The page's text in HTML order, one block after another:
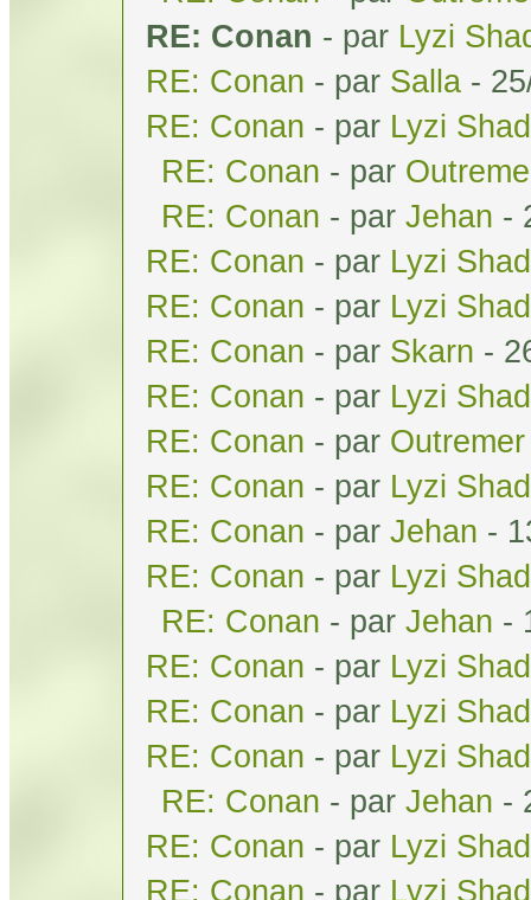
RE: Conan - par Lyzi
RE: Conan - par Salla -
RE: Conan - par Lyzi
RE: Conan - par
RE: Conan - par Jehan -
RE: Conan - par Lyzi
RE: Conan - par Lyzi
RE: Conan - par Skarn -
RE: Conan - par Lyzi
RE: Conan - par Outremer
RE: Conan - par Lyzi
RE: Conan - par Jehan -
RE: Conan - par Lyzi
RE: Conan - par Jehan -
RE: Conan - par Lyzi
RE: Conan - par Lyzi
RE: Conan - par Lyzi
RE: Conan - par Jehan -
RE: Conan - par Lyzi
RE: Conan - par Lyzi